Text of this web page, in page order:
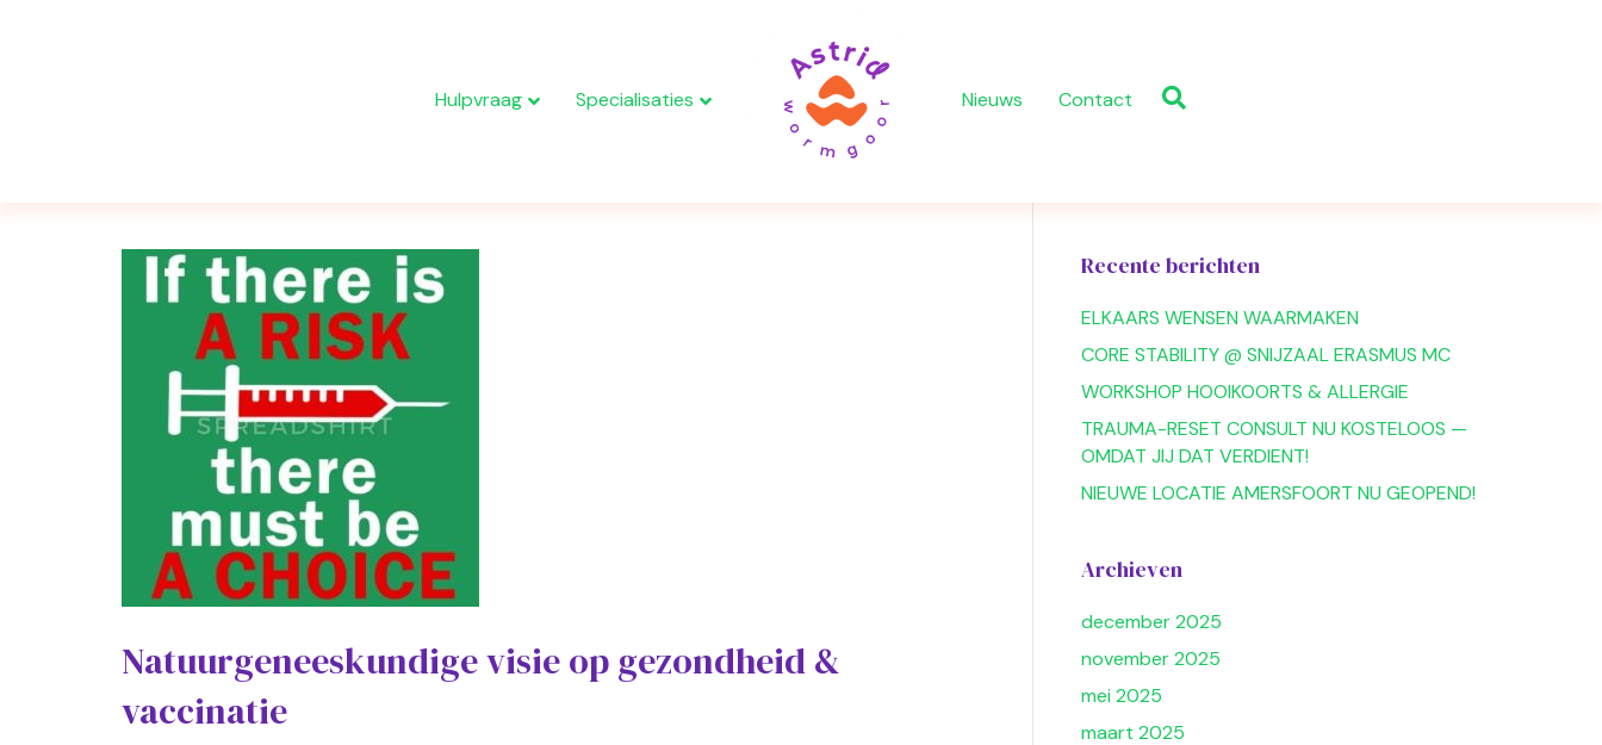
Hulpvraag Specialisaties Nieuws Contact
Natuurgeneeskundige visie op gezondheid &
vaccinatie
Recente berichten
ELKAARS WENSEN WAARMAKEN
CORE STABILITY @ SNIJZAAL ERASMUS MC
WORKSHOP HOOIKOORTS & ALLERGIE
TRAUMA-RESET CONSULT NU KOSTELOOS —
OMDAT JIJ DAT VERDIENT!
NIEUWE LOCATIE AMERSFOORT NU GEOPEND!
Archieven
december 2025
november 2025
mei 2025
maart 2025